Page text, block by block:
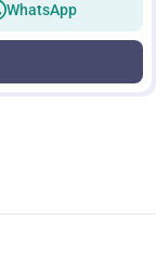
WhatsApp